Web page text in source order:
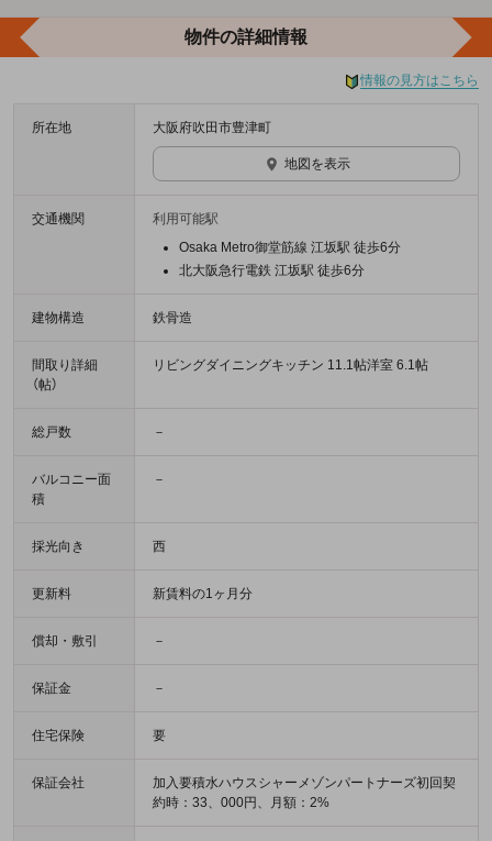
物件の詳細情報
情報の見方はこちら
所在地 大阪府吹田市豊津町
地図を表示
交通機関
利用可能駅
Osaka Metro御堂筋線 江坂駅 徒歩6分
北大阪急行電鉄 江坂駅 徒歩6分
建物構造 鉄骨造
間取り詳細
（帖）
リビングダイニングキッチン 11.1帖洋室 6.1帖
総戸数 －
バルコニー面
積
－
採光向き 西
更新料 新賃料の1ヶ月分
償却・敷引 －
保証金 －
住宅保険 要
保証会社
加入要積水ハウスシャーメゾンパートナーズ初回契
約時：33、000円、月額：2%